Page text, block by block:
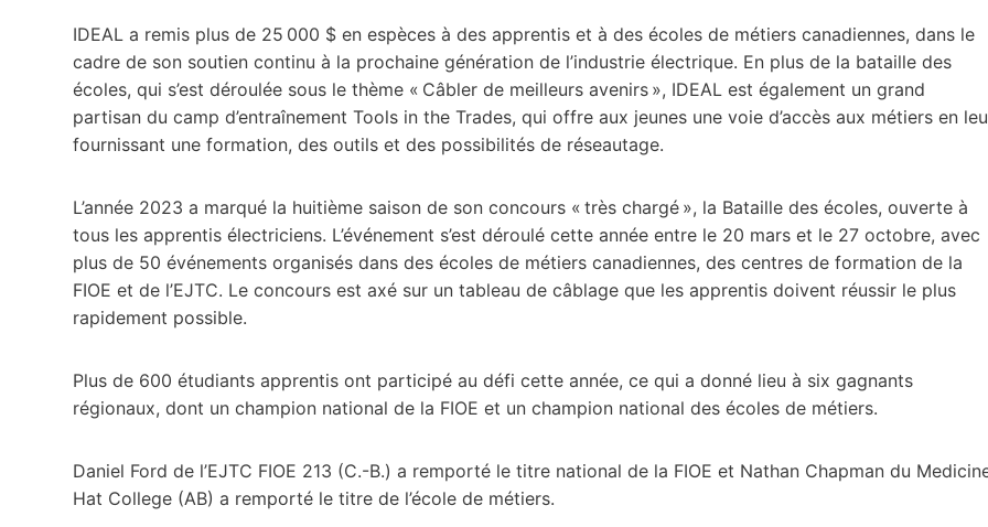
IDEAL a remis plus de 25 000 $ en espèces à des apprentis et à des écoles de métiers canadiennes, dans le
cadre de son soutien continu à la prochaine génération de l’industrie électrique. En plus de la bataille des
écoles, qui s’est déroulée sous le thème « Câbler de meilleurs avenirs », IDEAL est également un grand
partisan du camp d’entraînement Tools in the Trades, qui offre aux jeunes une voie d’accès aux métiers en
fournissant une formation, des outils et des possibilités de réseautage.
L’année 2023 a marqué la huitième saison de son concours « très chargé », la Bataille des écoles, ouverte à
tous les apprentis électriciens. L’événement s’est déroulé cette année entre le 20 mars et le 27 octobre, avec
plus de 50 événements organisés dans des écoles de métiers canadiennes, des centres de formation de la
FIOE et de l’EJTC. Le concours est axé sur un tableau de câblage que les apprentis doivent réussir le plus
rapidement possible.
Plus de 600 étudiants apprentis ont participé au défi cette année, ce qui a donné lieu à six gagnants
régionaux, dont un champion national de la FIOE et un champion national des écoles de métiers.
Daniel Ford de l’EJTC FIOE 213 (C.-B.) a remporté le titre national de la FIOE et Nathan Chapman du
Hat College (AB) a remporté le titre de l’école de métiers.